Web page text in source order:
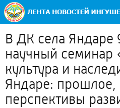
В ДК села Яндаре
научный семинар
культура и
Яндаре: прошлое,
перспективы